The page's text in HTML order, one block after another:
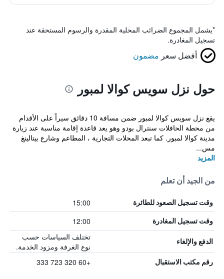
*يشمل المجموع الضرائب المحلية المقدرة والرسوم المستحقة عند
تسجيل المغادرة.
أفضل سعر مضمون
حول نزل سويس كوالا لمبور
يقع نزل سويس كوالا لمبور ضمن مسافة 10 دقائق سيراً على الأقدام
من محطة الحافلات سنترال بودو وهو يعد قاعدة إقامة مناسبة عند زيارة
مدينة كوالا لمبور. كما تبعد المحلات التجارية ، المطاعم وشارع بيتالينغ
مس...
المزيد
من الجيد أن تعلم
وقت تسجيل الصعود للطائرة 15:00
وقت تسجيل المغادرة 12:00
الدفع والإلغاء
تختلف السياسات حسب
نوع الغرفة ومزود الخدمة.
رقم مكتب الاستقبال +60 320 723 333